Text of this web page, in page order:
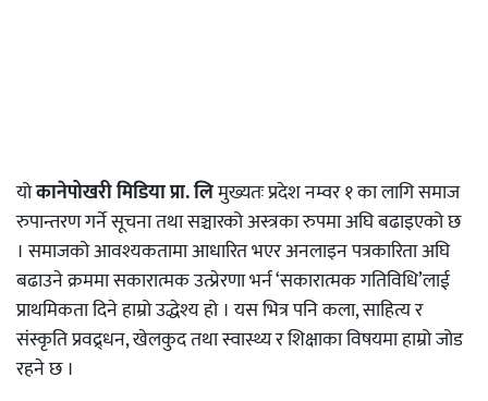
योकानेपोखरी मिडिया प्रा. लिमुख्यतः प्रदेश नम्वर १ का लागि समाज
रुपान्तरण गर्ने सूचना तथा सञ्चारको अस्त्रका रुपमा अघि बढाइएको छ
। समाजको आवश्यकतामा आधारित भएर अनलाइन पत्रकारिता अघि
बढाउने क्रममा सकारात्मक उत्प्रेरणा भर्न ‘सकारात्मक गतिविधि’लाई
प्राथमिकता दिने हाम्रो उद्धेश्य हो । यस भित्र पनि कला, साहित्य र
संस्कृति प्रवद्र्धन, खेलकुद तथा स्वास्थ्य र शिक्षाका विषयमा हाम्रो जोड
रहने छ ।